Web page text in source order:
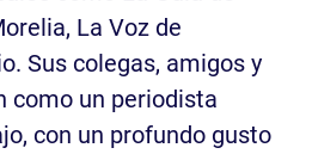
La Voz de
Sus colegas, amigos y
como un periodista
con un profundo gusto